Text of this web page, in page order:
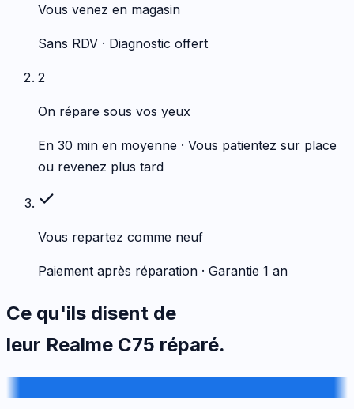
Vous venez en magasin
Sans RDV · Diagnostic offert
2
On répare sous vos yeux
En 30 min en moyenne · Vous patientez sur place
ou revenez plus tard
Vous repartez comme neuf
Paiement après réparation · Garantie 1 an
Ce qu'ils disent de
leur Realme C75 réparé.